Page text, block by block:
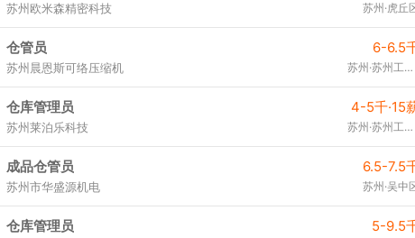
苏州欧米森精密科技 苏州·虎丘
仓管员 6-6.5
苏州晨恩斯可络压缩机 苏州·苏州工业园区
仓库管理员 4-5千·15
苏州莱泊乐科技 苏州·苏州工业园区
成品仓管员 6.5-7.5
苏州市华盛源机电 苏州·吴中
仓库管理员 5-9.5